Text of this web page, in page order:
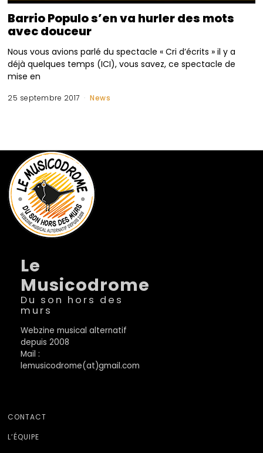
Barrio Populo s’en va hurler des mots
avec douceur
Nous vous avions parlé du spectacle « Cri d’écrits » il y a
déjà quelques temps (ICI), vous savez, ce spectacle de
mise en
25 septembre 2017 News
Le
Musicodrome
Du son hors des
murs
Webzine musical alternatif
depuis 2008
Mail :
lemusicodrome(at)gmail.com
CONTACT
L’ÉQUIPE